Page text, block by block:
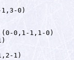
1,3-0)
0,1-1,1-0)
1)